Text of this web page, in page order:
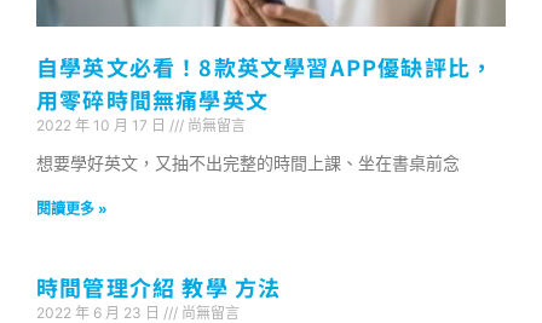
自學英文必看！8款英文學習APP優缺評比，
用零碎時間無痛學英文
2022 年 10 月 17 日 尚無留言
想要學好英文，又抽不出完整的時間上課、坐在書桌前念
閱讀更多 »
時間管理介紹 教學 方法
2022 年 6 月 23 日 尚無留言